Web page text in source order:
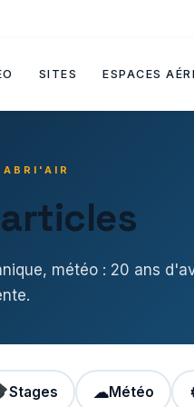
SITES ESPACES
météo : 20 ans
Stages ☁Météo